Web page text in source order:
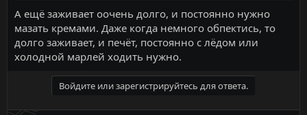
А ещё заживает оочень долго, и постоянно нужно
мазать кремами. Даже когда немного обпектись, то
долго заживает, и печёт, постоянно с лёдом или
холодной марлей ходить нужно.
Войдите или зарегистрируйтесь для ответа.